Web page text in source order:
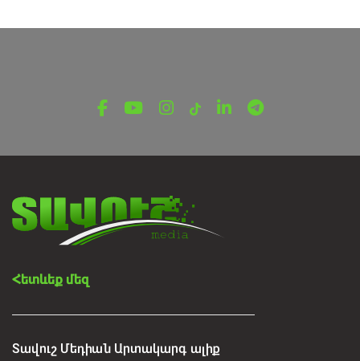
պահպանության և COP17-ին
հարթակ
Հետևեք մեզ
Տավուշ Մեդիան Արտակարգ ալիք